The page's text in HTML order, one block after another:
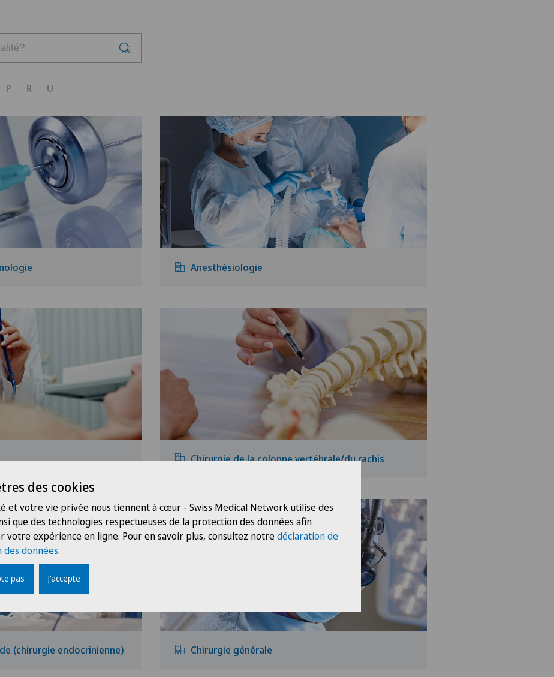
P R U
Anesthésiologie
Chirurgie de la colonne vertébrale/du rachis
(chirurgie endocrinienne) Chirurgie générale
des cookies
et votre vie privée nous tiennent à cœur - Swiss Medical Network utilise des
que des technologies respectueuses de la protection des données afin
votre expérience en ligne. Pour en savoir plus, consultez notredéclaration de
données.
pas J'accepte